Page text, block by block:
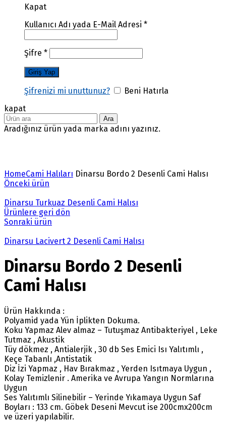
Kapat
Kullanıcı Adı yada E-Mail Adresi *
Şifre *
Şifrenizi mi unuttunuz?
Beni Hatırla
kapat
Ara
Aradığınız ürün yada marka adını yazınız.
HomeCami Halıları Dinarsu Bordo 2 Desenli Cami Halısı
Önceki ürün
Dinarsu Turkuaz Desenli Cami Halısı
Ürünlere geri dön
Sonraki ürün
Dinarsu Lacivert 2 Desenli Cami Halısı
Dinarsu Bordo 2 Desenli
Cami Halısı
Ürün Hakkında :
Polyamid yada Yün İplikten Dokuma.
Koku Yapmaz Alev almaz – Tutuşmaz Antibakteriyel , Leke
Tutmaz , Akustik
Tüy dökmez , Antialerjik , 30 db Ses Emici Isı Yalıtımlı ,
Keçe Tabanlı ,Antistatik
Diz İzi Yapmaz , Hav Bırakmaz , Yerden Isıtmaya Uygun ,
Kolay Temizlenir . Amerika ve Avrupa Yangın Normlarına
Uygun
Ses Yalıtımlı Silinebilir – Yerinde Yıkamaya Uygun Saf
Boyları : 133 cm. Göbek Deseni Mevcut ise 200cmx200cm
ve üzeri yapılabilir.